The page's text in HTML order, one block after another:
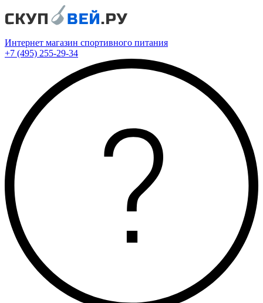
Интернет магазин спортивного питания
+7 (495) 255-29-34